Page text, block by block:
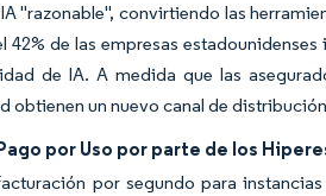
"razonable", convirtiendo las
42% de las empresas
de IA. A medida que las
obtienen un nuevo canal de
por Uso por parte de los
por segundo para